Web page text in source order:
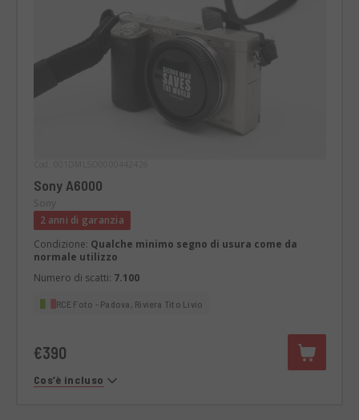
Sony A6000
2 anni di garanzia
Condizione: Qualche minimo segno di usura come da
normale utilizzo
Numero di scatti: 7.100
RCE Foto - Padova, Riviera Tito Livio
€390
Cos’è incluso